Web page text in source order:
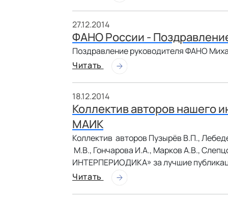
27.12.2014
ФАНО России -
Поздравление руководителя ФАНО
Читать
18.12.2014
Коллектив авторов нашего
МАИК
Коллектив авторов Пузырёв В.П.,
М.В., Гончарова И.А., Марков А.В.,
ИНТЕРПЕРИОДИКА» за лучшие
Читать